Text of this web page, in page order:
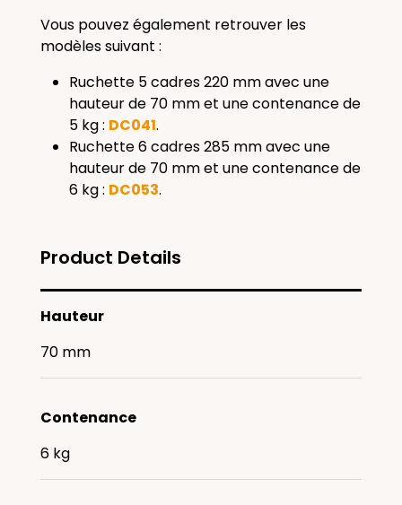
Vous pouvez également retrouver les
modèles suivant :
Ruchette 5 cadres 220 mm avec une
hauteur de 70 mm et une contenance de
5 kg : DC041.
Ruchette 6 cadres 285 mm avec une
hauteur de 70 mm et une contenance de
6 kg : DC053.
Product Details
Hauteur
70 mm
Contenance
6 kg